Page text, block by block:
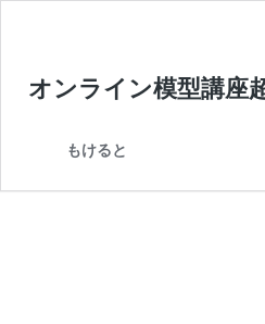
オンライン模型講座
もけると